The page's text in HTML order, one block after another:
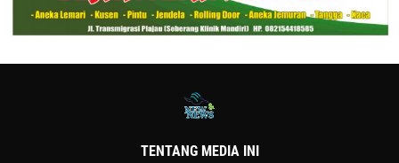
TENTANG MEDIA INI